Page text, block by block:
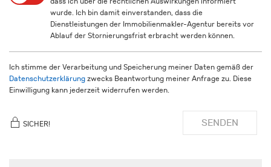
wurde. Ich bin damit einverstanden, dass die
Dienstleistungen der Immobilienmakler-Agentur bereits vor
Ablauf der Stornierungsfrist erbracht werden können.
Ich stimme der Verarbeitung und Speicherung meiner Daten gemäß der
Datenschutzerklärung zwecks Beantwortung meiner Anfrage zu. Diese
Einwilligung kann jederzeit widerrufen werden.
SICHER! SENDEN